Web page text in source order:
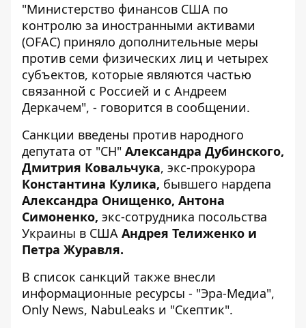
"Министерство финансов США по
контролю за иностранными активами
(OFAC) приняло дополнительные меры
против семи физических лиц и четырех
субъектов, которые являются частью
связанной с Россией и с Андреем
Деркачем", - говорится в сообщении.
Санкции введены против народного
депутата от "СН" Александра Дубинского,
Дмитрия Ковальчука, экс-прокурора
Константина Кулика, бывшего нардепа
Александра Онищенко, Антона
Симоненко, экс-сотрудника посольства
Украины в США Андрея Телиженко и
Петра Журавля.
В список санкций также внесли
информационные ресурсы - "Эра-Медиа",
Only News, NabuLeaks и "Скептик".